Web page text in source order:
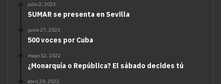
julio 2, 2023
SUMAR se presenta en Sevilla
junio 27, 2023
500 voces por Cuba
mayo 12, 2022
¿Monarquía o República? El sábado decides tú
abril 29, 2022